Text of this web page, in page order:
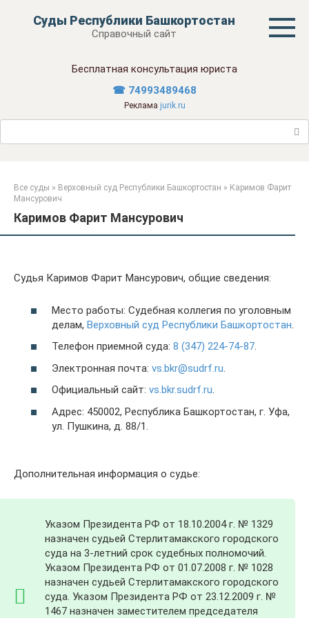
Суды Республики Башкортостан
Справочный сайт
Бесплатная консультация юриста
☎ 74993489468
Реклама jurik.ru
Поиск:
Все суды » Верховный суд Республики Башкортостан » Каримов Фарит
Мансурович
Каримов Фарит Мансурович
Судья Каримов Фарит Мансурович, общие сведения:
Место работы: Судебная коллегия по уголовным
делам, Верховный суд Республики Башкортостан
Телефон приемной суда: 8 (347) 224-74-87.
Электронная почта: vs.bkr@sudrf.ru
Официальный сайт: vs.bkr.sudrf.ru.
Адрес: 450002, Республика Башкортостан, г. Уфа,
ул. Пушкина, д. 88/1.
Дополнительная информация о судье:
Указом Президента РФ от 18.10.2004 г. № 1329
назначен судьей Стерлитамакского городского
суда на 3-летний срок судебных полномочий.
Указом Президента РФ от 01.07.2008 г. № 1028
назначен судьей Стерлитамакского городского
суда. Указом Президента РФ от 23.12.2009 г. №
1467 назначен заместителем председателя